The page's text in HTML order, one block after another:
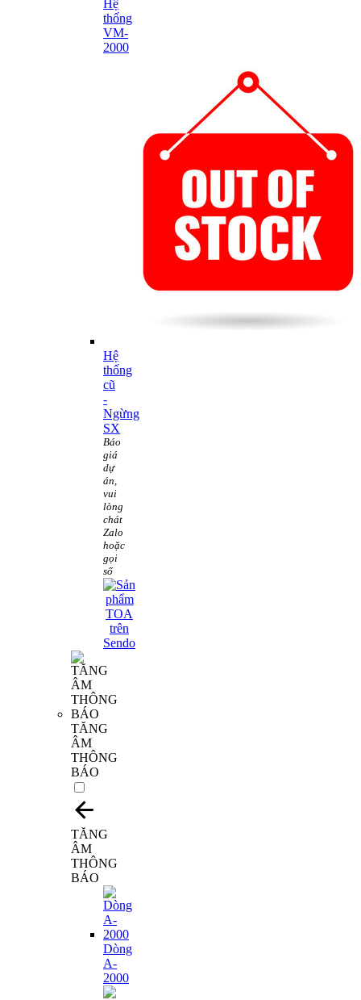
Hệ
thống
VM-
2000
Hệ
thống
cũ
-
Ngừng
SX
Báo
giá
dự
án,
vui
lòng
chát
Zalo
hoặc
gọi
số
TĂNG
ÂM
THÔNG
BÁO
TĂNG
ÂM
THÔNG
BÁO
Dòng
A-
2000